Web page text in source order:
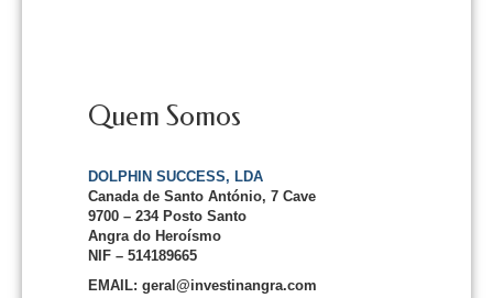
Quem Somos
DOLPHIN SUCCESS, LDA
Canada de Santo António, 7 Cave
9700 – 234 Posto Santo
Angra do Heroísmo
NIF – 514189665
EMAIL: geral@investinangra.com